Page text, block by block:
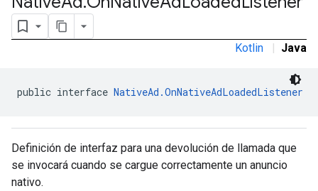
Kotlin | Java
public interface NativeAd.OnNativeAdLoadedListener
Definición de interfaz para una devolución de llamada que
se invocará cuando se cargue correctamente un anuncio
nativo.